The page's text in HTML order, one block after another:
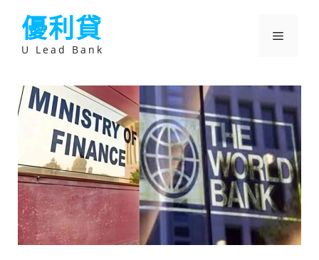
優利貸
U Lead Bank
選